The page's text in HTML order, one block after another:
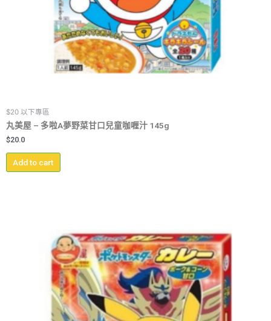
$20 以下專區
丸美屋 – 多啦A夢野菜甘口兒童咖喱汁 145g
$20.0
Add to cart